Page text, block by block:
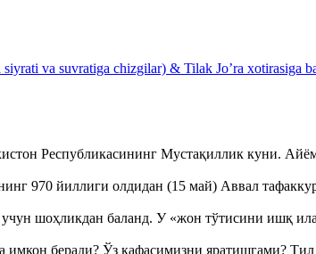
va suvratiga chizgilar) & Tilak Jo’ra xotirasiga
Республикасининг Мустақиллик куни.
970 йиллиги олдидан (15 май) Аввал
шоҳликдан баланд. У «жон тўтисини ишқ
имкон беради? Ўз қафасимизни яратишгами?